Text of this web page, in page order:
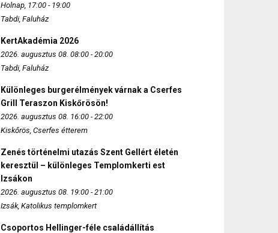
Holnap, 17:00 - 19:00
Tabdi, Faluház
KertAkadémia 2026
2026. augusztus 08. 08:00 - 20:00
Tabdi, Faluház
Különleges burgerélmények várnak a Cserfes
Grill Teraszon Kiskőrösön!
2026. augusztus 08. 16:00 - 22:00
Kiskőrös, Cserfes étterem
Zenés történelmi utazás Szent Gellért életén
keresztül – különleges Templomkerti est
Izsákon
2026. augusztus 08. 19:00 - 21:00
Izsák, Katolikus templomkert
Csoportos Hellinger-féle családállítás